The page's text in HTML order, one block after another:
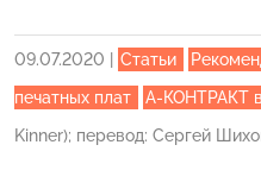
09.07.2020 Статьи
печатных плат
А-КОНТРАКТ
Kinner); перевод: Сергей